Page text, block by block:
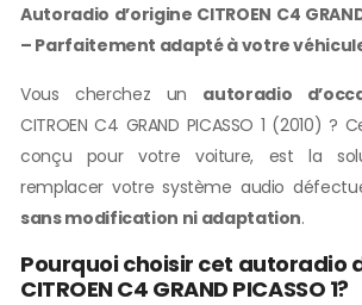
Autoradio d’origine CITROEN C4
– Parfaitement adapté à votre
Vous cherchez un autoradio
CITROEN C4 GRAND PICASSO 1 (2010) ?
conçu pour votre voiture, est la
remplacer votre système audio
sans modification ni adaptation.
Pourquoi choisir cet autoradio
CITROEN C4 GRAND PICASSO 1?